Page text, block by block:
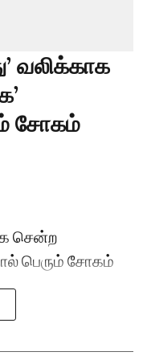
வலிக்காக
சோகம்
சென்ற
பெரும் சோகம்